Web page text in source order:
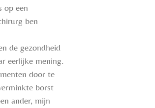
op een
ben
de gezondheid
eerlijke mening.
door te
borst
ander, mijn